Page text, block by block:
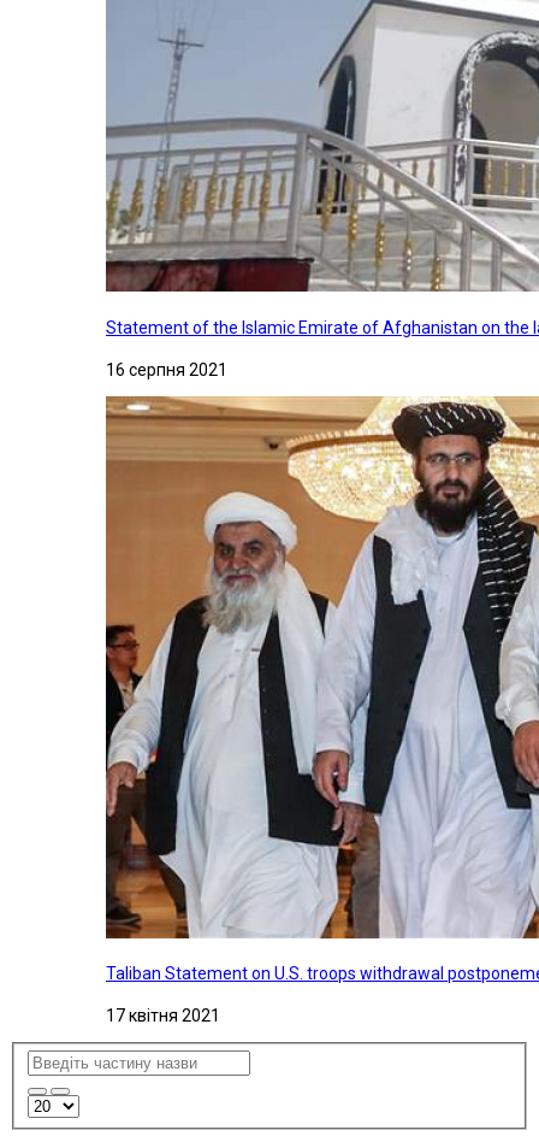
Statement of the Islamic Emirate of Afghanistan on
16 серпня 2021
Taliban Statement on U.S. troops withdrawal
17 квітня 2021